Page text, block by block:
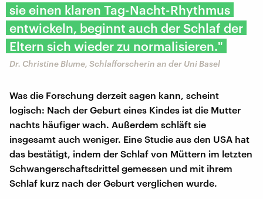
sie einen klaren Tag-Nacht-Rhythmus
entwickeln, beginnt auch der Schlaf der
Eltern sich wieder zu normalisieren."
Dr. Christine Blume, Schlafforscherin an der Uni Basel
Was die Forschung derzeit sagen kann, scheint
logisch: Nach der Geburt eines Kindes ist die Mutter
nachts häufiger wach. Außerdem schläft sie
insgesamt auch weniger. Eine Studie aus den USA hat
das bestätigt, indem der Schlaf von Müttern im letzten
Schwangerschaftsdrittel gemessen und mit ihrem
Schlaf kurz nach der Geburt verglichen wurde.